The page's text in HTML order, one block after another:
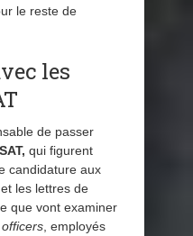
le reste de
les
de passer
qui figurent
candidature aux
les lettres de
que vont examiner
, employés